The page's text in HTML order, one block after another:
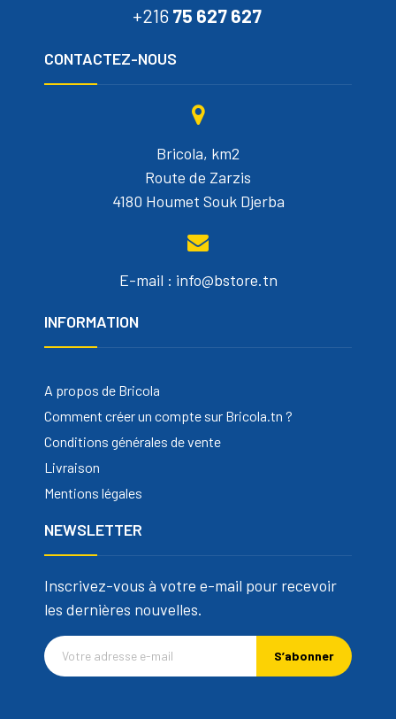
+216 75 627 627
CONTACTEZ-NOUS
Bricola, km2
Route de Zarzis
4180 Houmet Souk Djerba
E-mail : info@bstore.tn
INFORMATION
A propos de Bricola
Comment créer un compte sur Bricola.tn ?
Conditions générales de vente
Livraison
Mentions légales
NEWSLETTER
Inscrivez-vous à votre e-mail pour recevoir
les dernières nouvelles.
S’abonner